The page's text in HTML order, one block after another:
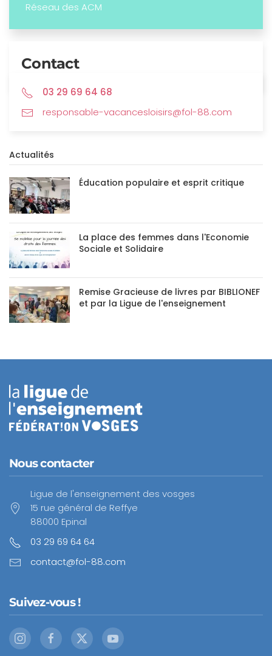
Réseau des ACM
Contact
03 29 69 64 68
responsable-vacancesloisirs@fol-88.com
Actualités
Éducation populaire et esprit critique
La place des femmes dans l'Economie
Sociale et Solidaire
Remise Gracieuse de livres par BIBLIONEF
et par la Ligue de l'enseignement
Nous contacter
Ligue de l'enseignement des vosges
15 rue général de Reffye
88000 Epinal
03 29 69 64 64
contact@fol-88.com
Suivez-vous !